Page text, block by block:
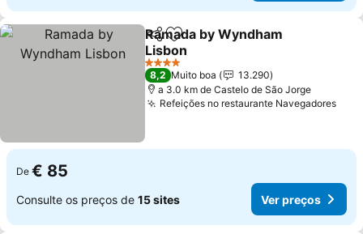
PartilharAdicionar aos favoritos
Ramada by Wyndham
Lisbon
4 Estrelas
8,2 Muito boa
13.290
a 3.0 km de Castelo de São Jorge
Refeições no restaurante Navegadores
De € 85
Consulte os preços de 15 sites Ver preços